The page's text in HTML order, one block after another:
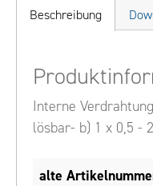
Beschreibung
Interne
lösbar- b) 1 x 0,5 -
alte